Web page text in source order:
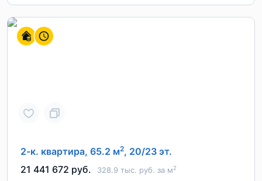
2-к. квартира, 65.2 м2, 20/23 эт.
21 441 672 руб.
328.9 тыс. руб. за м2